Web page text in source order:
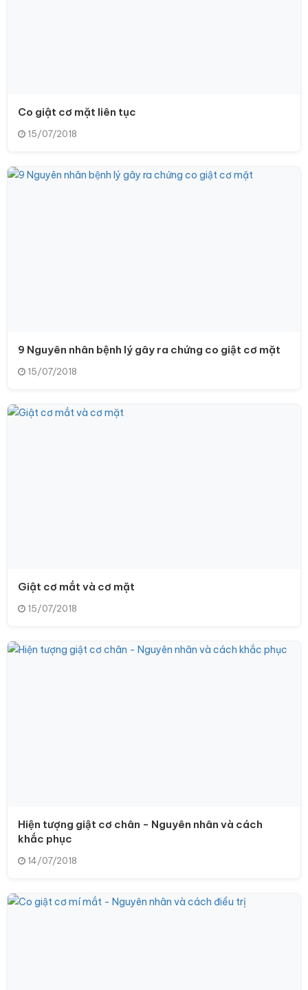
Co giật cơ mặt liên tục
15/07/2018
9 Nguyên nhân bệnh lý gây ra chứng co giật cơ mặt
15/07/2018
Giật cơ mắt và cơ mặt
15/07/2018
Hiện tượng giật cơ chân - Nguyên nhân và cách
khắc phục
14/07/2018